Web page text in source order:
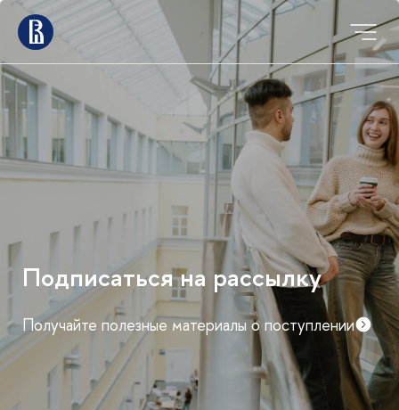
Подписаться на рассылку
Получайте полезные материалы о поступлении